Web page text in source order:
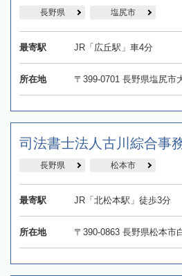
長野県 塩尻市
最寄駅 JR「広丘駅」車4分
所在地 〒399-0701 長野県塩尻市
司法書士法人古川綜合事
長野県 松本市
最寄駅 JR「北松本駅」徒歩3分
所在地 〒390-0863 長野県松本市